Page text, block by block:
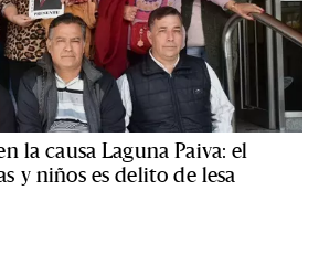
la causa Laguna Paiva: el
y niños es delito de lesa